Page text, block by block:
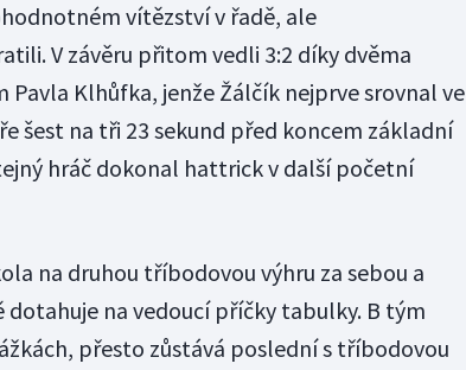
vítězství v řadě, ale
V závěru přitom vedli 3:2 díky dvěma
Klhůfka, jenže Žálčík nejprve srovnal ve
šest na tři 23 sekund před koncem základní
hráč dokonal hattrick v další početní
na druhou tříbodovou výhru za sebou a
dotahuje na vedoucí příčky tabulky. B tým
přesto zůstává poslední s tříbodovou